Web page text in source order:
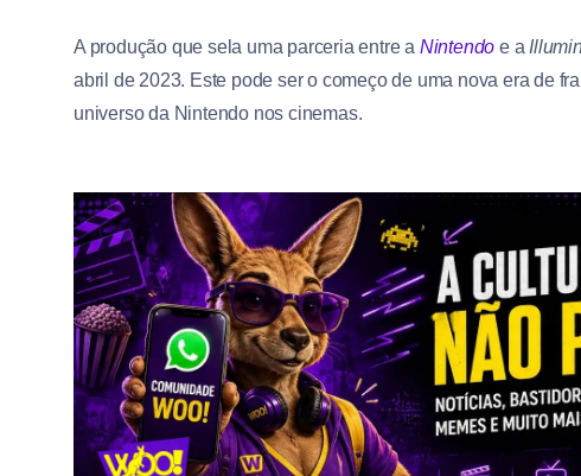
A produção que sela uma parceria entre a Nintendoe a
abril de 2023. Este pode ser o começo de uma nova era de
universo da Nintendo nos cinemas.